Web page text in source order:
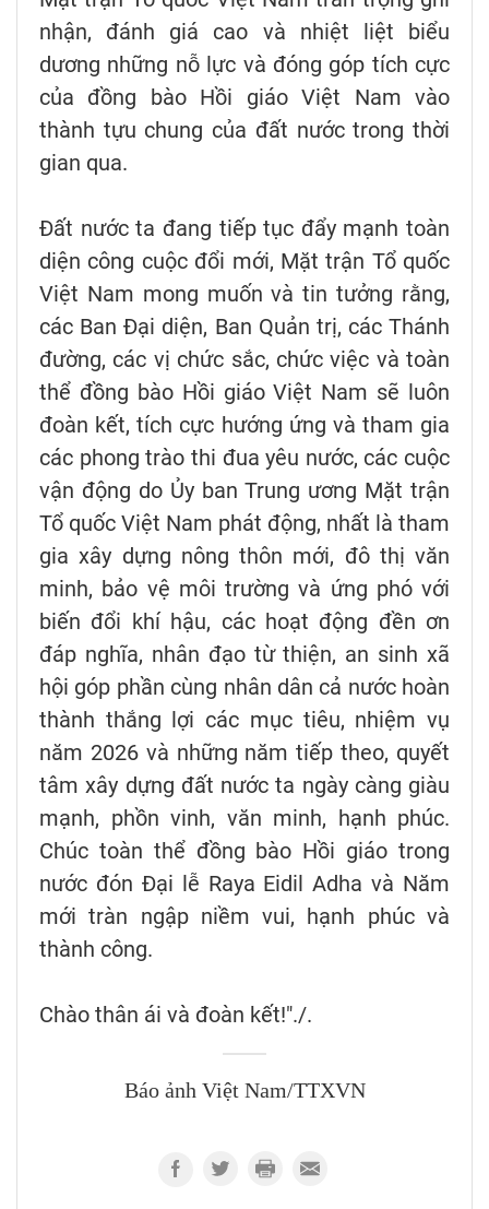
nhận, đánh giá cao và nhiệt liệt biểu
dương những nỗ lực và đóng góp tích cực
của đồng bào Hồi giáo Việt Nam vào
thành tựu chung của đất nước trong thời
gian qua.
Đất nước ta đang tiếp tục đẩy mạnh toàn
diện công cuộc đổi mới, Mặt trận Tổ quốc
Việt Nam mong muốn và tin tưởng rằng,
các Ban Đại diện, Ban Quản trị, các Thánh
đường, các vị chức sắc, chức việc và toàn
thể đồng bào Hồi giáo Việt Nam sẽ luôn
đoàn kết, tích cực hướng ứng và tham gia
các phong trào thi đua yêu nước, các cuộc
vận động do Ủy ban Trung ương Mặt trận
Tổ quốc Việt Nam phát động, nhất là tham
gia xây dựng nông thôn mới, đô thị văn
minh, bảo vệ môi trường và ứng phó với
biến đổi khí hậu, các hoạt động đền ơn
đáp nghĩa, nhân đạo từ thiện, an sinh xã
hội góp phần cùng nhân dân cả nước hoàn
thành thắng lợi các mục tiêu, nhiệm vụ
năm 2026 và những năm tiếp theo, quyết
tâm xây dựng đất nước ta ngày càng giàu
mạnh, phồn vinh, văn minh, hạnh phúc.
Chúc toàn thể đồng bào Hồi giáo trong
nước đón Đại lễ Raya Eidil Adha và Năm
mới tràn ngập niềm vui, hạnh phúc và
thành công.
Chào thân ái và đoàn kết!"./.
Báo ảnh Việt Nam/TTXVN